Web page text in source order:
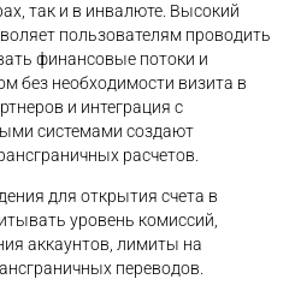
так и в инвалюте. Высокий
пользователям проводить
финансовые потоки и
без необходимости визита в
и интеграция с
системами создают
расчетов.
для открытия счета в
уровень комиссий,
аккаунтов, лимиты на
переводов.